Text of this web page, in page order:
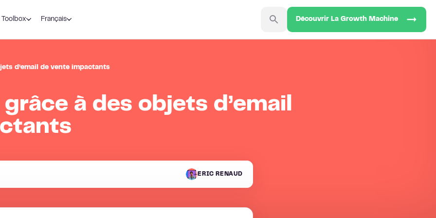
Toolbox Français Découvrir La Growth Machine
d’email de vente impactants
à des objets d’email
ERIC RENAUD